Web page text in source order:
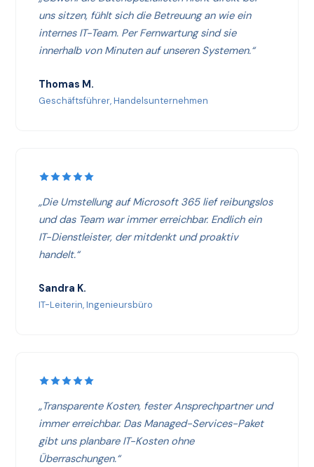
uns sitzen, fühlt sich die Betreuung an wie ein
internes IT-Team. Per Fernwartung sind sie
innerhalb von Minuten auf unseren Systemen.“
Thomas M.
Geschäftsführer, Handelsunternehmen
„Die Umstellung auf Microsoft 365 lief reibungslos
und das Team war immer erreichbar. Endlich ein
IT-Dienstleister, der mitdenkt und proaktiv
handelt.“
Sandra K.
IT-Leiterin, Ingenieursbüro
„Transparente Kosten, fester Ansprechpartner und
immer erreichbar. Das Managed-Services-Paket
gibt uns planbare IT-Kosten ohne
Überraschungen.“